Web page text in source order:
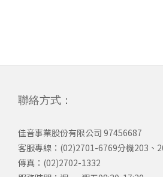
聯絡方式：
佳音事業股份有限公司 97456687
客服專線：(02)2701-6769分機203、
傳真：(02)2702-1332